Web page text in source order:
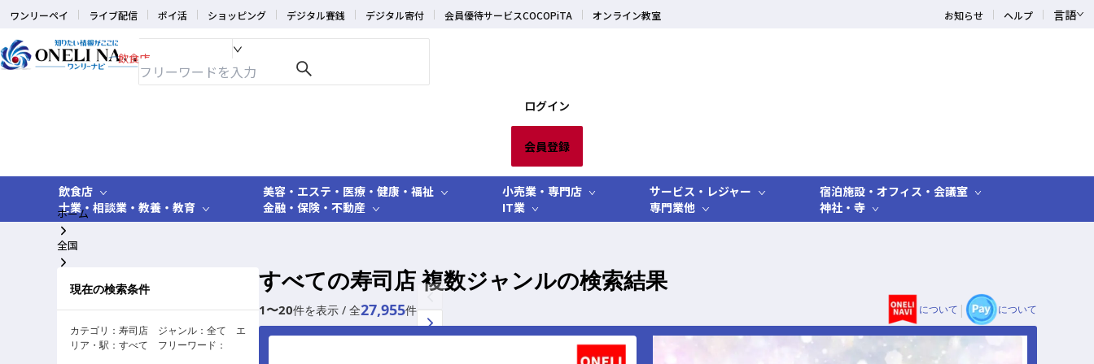
ワンリーペイ ライブ配信 ポイ活 ショッピング デジタル賽銭 デジタル寄付 会員優待サービスCOCOPiTA オンライン教室 お知らせ ヘルプ 言語
飲食店
ログイン
会員登録
飲食店
士業・相談業・教養・教育
美容・エステ・医療・健康・福祉
金融・保険・不動産
小売業・専門店
IT業
サービス・レジャー
専門業他
宿泊施設・オフィス・会議室
神社・寺
ホーム
全国
現在の検索条件
カテゴリ： 寿司店 ジャンル： 全て エ
リア・駅： すべて フリーワード：
すべての寿司店 複数ジャンルの検索結果
1〜20件を表示 / 全27,955件 について | について